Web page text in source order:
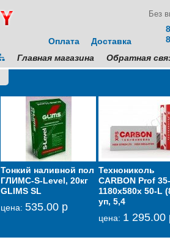
Оплата Доставка
Без
Главная магазина
Обратная
Тонкий наливной пол
ГЛИМС-S-Level, 20кг
GLIMS SL
цена: 535.00 р
Технониколь
CARBON Prof
1180х580х 50-L
уп, 5,4
цена: 1 295.00
Мембрана
звукоизоляционная
тонкая Тексаунд 70
цена:6 600.00 р
цена:2